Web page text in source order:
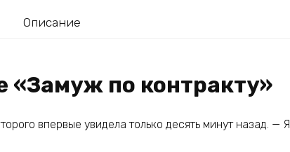
Описание
«Замуж по контракту»
впервые увидела только десять минут назад. — Я